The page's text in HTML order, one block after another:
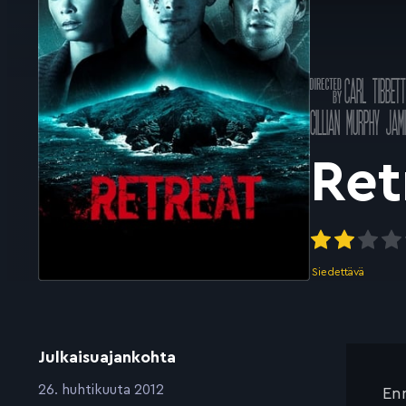
Ohjannut
kCARL
Pääosissa
CILLIAN MURPHY
Siedettävä
Julkaisuajankohta
:26. huhtikuuta 2012